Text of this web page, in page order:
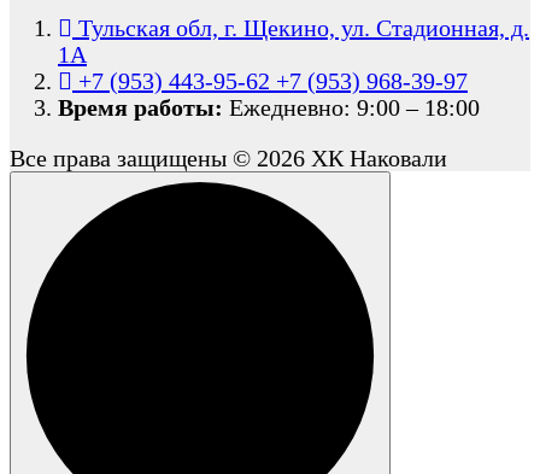
Тульская обл, г. Щекино, ул. Стадионная, д.
1А
+7 (953) 443-95-62 +7 (953) 968-39-97
Время работы: Ежедневно: 9:00 – 18:00
Все права защищены © 2026 ХК Наковали